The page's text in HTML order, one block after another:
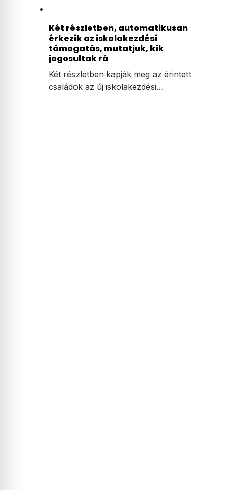
Két részletben, automatikusan
érkezik az iskolakezdési
támogatás, mutatjuk, kik
jogosultak rá
Két részletben kapják meg az érintett
családok az új iskolakezdési…